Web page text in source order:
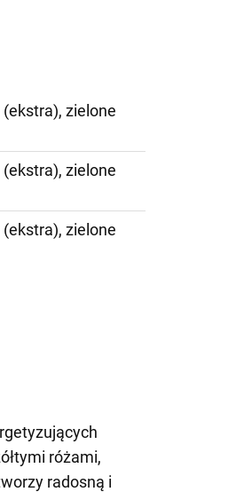
zielone
zielone
zielone
różami,
radosną i